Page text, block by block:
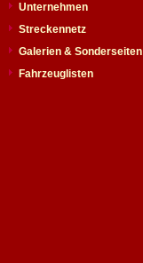
Unternehmen
Streckennetz
Galerien & Sonderseiten
Fahrzeuglisten